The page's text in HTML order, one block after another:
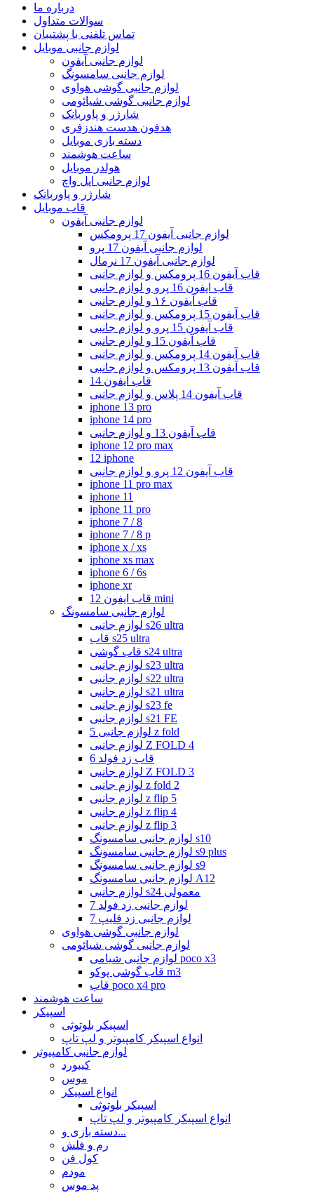
درباره ما
سوالات متداول
تماس تلفنی با پشتیبان
لوازم جانبی موبایل
لوازم جانبی آیفون
لوازم جانبی سامسونگ
لوازم جانبی گوشی هواوی
لوازم جانبی گوشی شیائومی
شارژر و پاوربانک
هدفون هدست هندزفری
دسته بازی موبایل
ساعت هوشمند
هولدر موبایل
لوازم جانبی اپل واچ
شارژر و پاوربانک
قاب موبایل
لوازم جانبی آیفون
لوازم جانبی آیفون 17 پرومکس
لوازم جانبی آیفون 17 پرو
لوازم جانبی آیفون 17 نرمال
قاب آیفون 16 پرومکس و لوازم جانبی
قاب ایفون 16 پرو و لوازم جانبی
قاب آیفون ۱۶ و لوازم جانبی
قاب آیفون 15 پرومکس و لوازم جانبی
قاب آیفون 15 پرو و لوازم جانبی
قاب آیفون 15 و لوازم جانبی
قاب آیفون 14 پرومکس و لوازم جانبی
قاب آیفون 13 پرومکس و لوازم جانبی
قاب ایفون 14
قاب آیفون 14 پلاس و لوازم جانبی
iphone 13 pro
iphone 14 pro
قاب آیفون 13 و لوازم جانبی
iphone 12 pro max
12 iphone
قاب آیفون 12 پرو و لوازم جانبی
iphone 11 pro max
iphone 11
iphone 11 pro
iphone 7 / 8
iphone 7 / 8 p
iphone x / xs
iphone xs max
iphone 6 / 6s
iphone xr
قاب ایفون 12 mini
لوازم جانبی سامسونگ
لوازم جانبی s26 ultra
قاب s25 ultra
قاب گوشی s24 ultra
لوازم جانبی s23 ultra
لوازم جانبی s22 ultra
لوازم جانبی s21 ultra
لوازم جانبی s23 fe
لوازم جانبی s21 FE
لوازم جانبی 5 z fold
لوازم جانبی Z FOLD 4
قاب زد فولد 6
لوازم جانبی Z FOLD 3
لوازم جانبی z fold 2
لوازم جانبی z flip 5
لوازم جانبی z flip 4
لوازم جانبی z flip 3
لوازم جانبی سامسونگ s10
لوازم جانبی سامسونگ s9 plus
لوازم جانبی سامسونگ s9
لوازم جانبی سامسونگ A12
لوازم جانبی s24 معمولی
لوازم جانبی زد فولد 7
لوازم جانبی زد فلیپ 7
لوازم جانبی گوشی هواوی
لوازم جانبی گوشی شیائومی
لوازم جانبی شیامی poco x3
قاب گوشی پوکو m3
قاب poco x4 pro
ساعت هوشمند
اسپیکر
اسپیکر بلوتوثی
انواع اسپیکر کامپیوتر و لپ تاپ
لوازم جانبی کامپیوتر
کیبورد
موس
انواع اسپیکر
اسپیکر بلوتوثی
انواع اسپیکر کامپیوتر و لپ تاپ
دسته بازی و...
رم و فلش
کول فن
مودم
پد موس